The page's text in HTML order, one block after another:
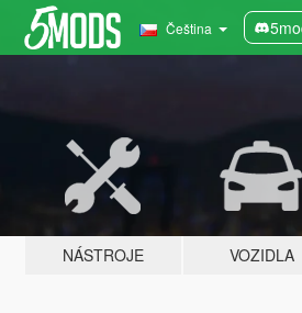
Čeština
NÁSTROJE VOZIDLA